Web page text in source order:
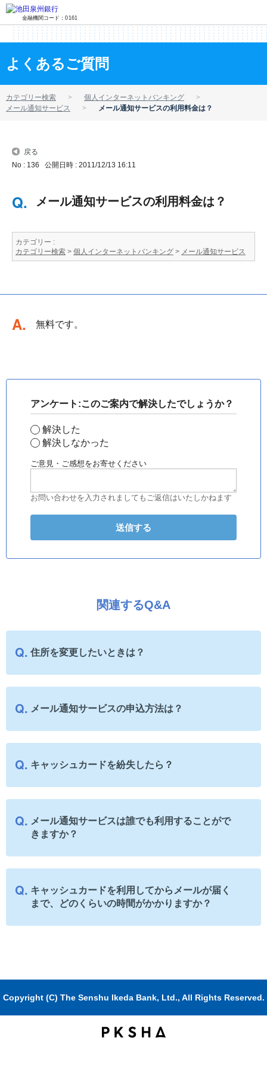
金融機関コード：0161
よくあるご質問
カテゴリー検索
個人インターネットバンキング
メール通知サービス
メール通知サービスの利用料金は？
戻る
No : 136 公開日時 : 2011/12/13 16:11
メール通知サービスの利用料金は？
カテゴリー :
カテゴリー検索 > 個人インターネットバンキング > メール通知サービス
回答
無料です。
アンケート:このご案内で解決したでしょうか？
解決した
解決しなかった
ご意見・ご感想をお寄せください
お問い合わせを入力されましてもご返信はいたしかねます
関連するQ&A
住所を変更したいときは？
メール通知サービスの申込方法は？
キャッシュカードを紛失したら？
メール通知サービスは誰でも利用することがで
きますか？
キャッシュカードを利用してからメールが届く
まで、どのくらいの時間がかかりますか？
Copyright (C) The Senshu Ikeda Bank, Ltd., All Rights Reserved.